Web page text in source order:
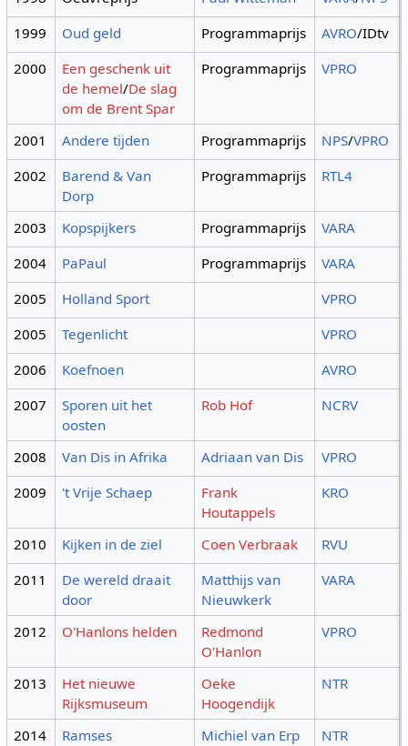
1999
Oud geld Programmaprijs AVRO/IDtv
2000
Een geschenk uit
de hemel/De slag
om de Brent Spar
Programmaprijs VPRO
2001 Andere tijden Programmaprijs NPS/VPRO
2002
Barend & Van
Dorp
Programmaprijs RTL4
2003 Kopspijkers Programmaprijs
VARA
2004
PaPaul Programmaprijs
VARA
2005
Holland Sport
VPRO
2005
Tegenlicht
VPRO
2006
Koefnoen
AVRO
2007
Sporen uit het
oosten
Rob Hof NCRV
2008 Van Dis in Afrika Adriaan van Dis
VPRO
2009
't Vrije Schaep
Frank
Houtappels
KRO
2010 Kijken in de ziel Coen Verbraak
RVU
2011
De wereld draait
door
Matthijs van
Nieuwkerk
VARA
2012 O'Hanlons helden
Redmond
O'Hanlon
VPRO
2013
Het nieuwe
Rijksmuseum
Oeke
Hoogendijk
NTR
2014 Ramses Michiel van Erp
NTR